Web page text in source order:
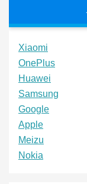
Xiaomi
OnePlus
Huawei
Samsung
Google
Apple
Meizu
Nokia